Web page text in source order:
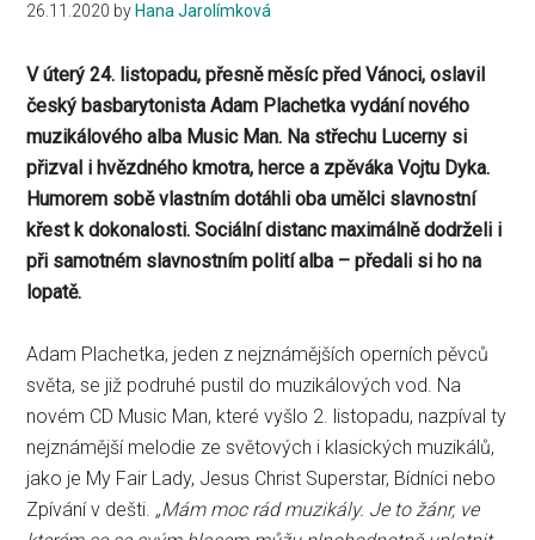
26.11.2020 by Hana Jarolímková
V úterý 24. listopadu, přesně měsíc před Vánoci, oslavil
český basbarytonista Adam Plachetka vydání nového
muzikálového alba Music Man. Na střechu Lucerny si
přizval i hvězdného kmotra, herce a zpěváka Vojtu Dyka.
Humorem sobě vlastním dotáhli oba umělci slavnostní
křest k dokonalosti. Sociální distanc maximálně dodrželi i
při samotném slavnostním polití alba – předali si ho na
lopatě.
Adam Plachetka, jeden z nejznámějších operních pěvců
světa, se již podruhé pustil do muzikálových vod. Na
novém CD Music Man, které vyšlo 2. listopadu, nazpíval ty
nejznámější melodie ze světových i klasických muzikálů,
jako je My Fair Lady, Jesus Christ Superstar, Bídníci nebo
Zpívání v dešti. „Mám moc rád muzikály. Je to žánr, ve